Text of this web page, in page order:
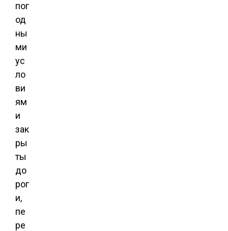
пог
од
ны
ми
ус
ло
ви
ям
и
зак
ры
ты
до
рог
и,
пе
ре